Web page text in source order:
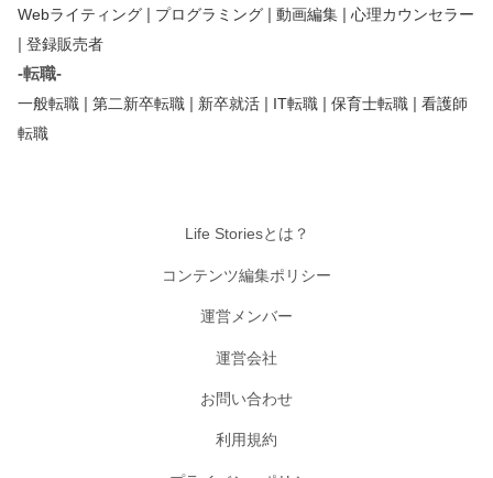
Webライティング | プログラミング | 動画編集 | 心理カウンセラー
| 登録販売者
-転職-
一般転職 | 第二新卒転職 | 新卒就活 | IT転職 | 保育士転職 | 看護師
転職
Life Storiesとは？
コンテンツ編集ポリシー
運営メンバー
運営会社
お問い合わせ
利用規約